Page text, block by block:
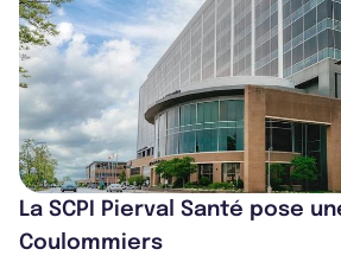
La SCPI Pierval Santé pose
Coulommiers